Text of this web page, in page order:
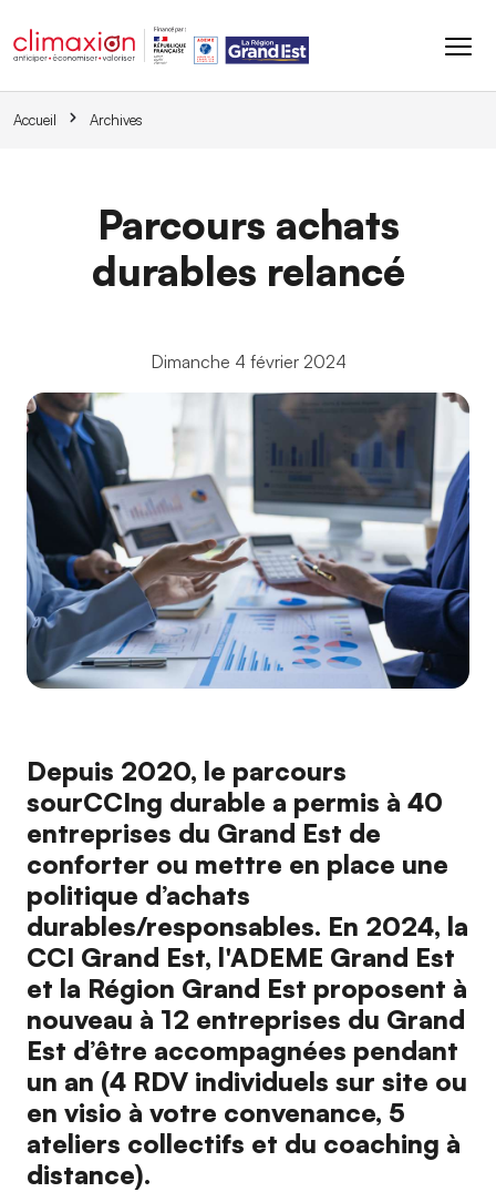
Accueil Archives
Parcours achats
durables relancé
Dimanche 4 février 2024
Depuis 2020, le parcours
sourCCIng durable a permis à 40
entreprises du Grand Est de
conforter ou mettre en place une
politique d’achats
durables/responsables. En 2024, la
CCI Grand Est, l'ADEME Grand Est
et la Région Grand Est proposent à
nouveau à 12 entreprises du Grand
Est d’être accompagnées pendant
un an (4 RDV individuels sur site ou
en visio à votre convenance, 5
ateliers collectifs et du coaching à
distance).